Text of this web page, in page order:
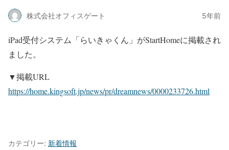
株式会社オフィスゲート 5年前
iPad受付システム「らいきゃくん」がStartHomeに掲載され
ました。
▼掲載URL
https://home.kingsoft.jp/news/pr/dreamnews/0000233726.html
カテゴリー: 新着情報